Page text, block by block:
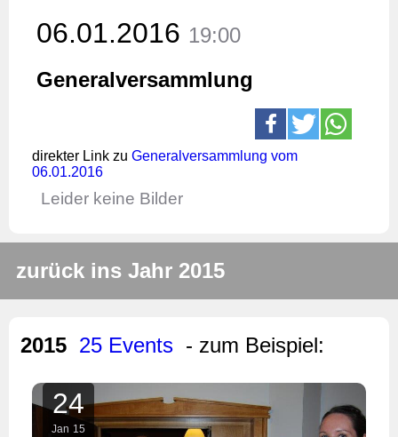
06.01.2016 19:00
Generalversammlung
direkter Link zu Generalversammlung vom
06.01.2016
Leider keine Bilder
zurück ins Jahr 2015
2015 25 Events - zum Beispiel:
24
Jan 15